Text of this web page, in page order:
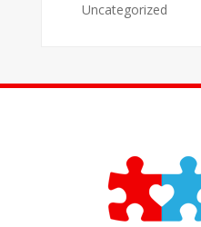
Uncategorized